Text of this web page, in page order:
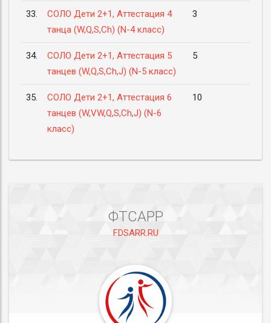
33.
СОЛО Дети 2+1, Аттестация 4
танца (W,Q,S,Ch) (N-4 класс)
3
34.
СОЛО Дети 2+1, Аттестация 5
танцев (W,Q,S,Ch,J) (N-5 класс)
5
35.
СОЛО Дети 2+1, Аттестация 6
танцев (W,VW,Q,S,Ch,J) (N-6
класс)
10
ФТСАРР
FDSARR.RU